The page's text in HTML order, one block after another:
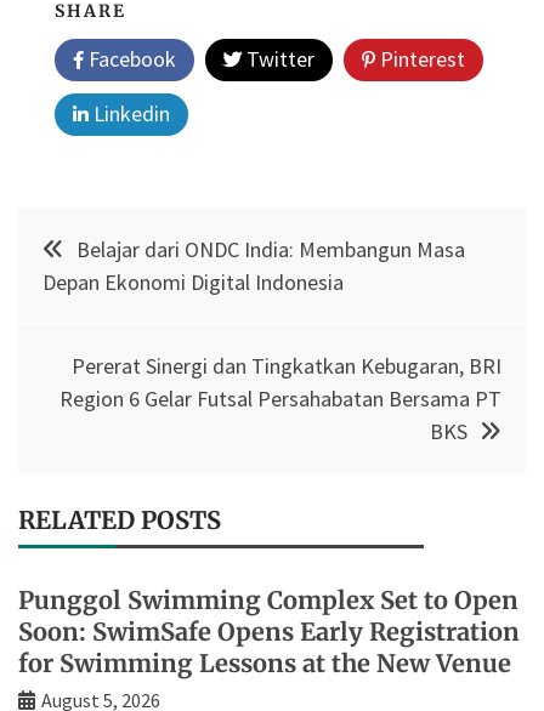
SHARE
Facebook Twitter
Pinterest
Linkedin
Post
navigation
Belajar dari ONDC India: Membangun Masa
Depan Ekonomi Digital Indonesia
Pererat Sinergi dan Tingkatkan Kebugaran, BRI
Region 6 Gelar Futsal Persahabatan Bersama PT
BKS
RELATED POSTS
Punggol Swimming Complex Set to Open
Soon: SwimSafe Opens Early Registration
for Swimming Lessons at the New Venue
August 5, 2026